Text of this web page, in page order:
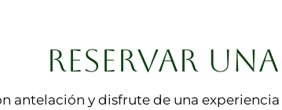
RESERVAR
antelación y disfrute de una